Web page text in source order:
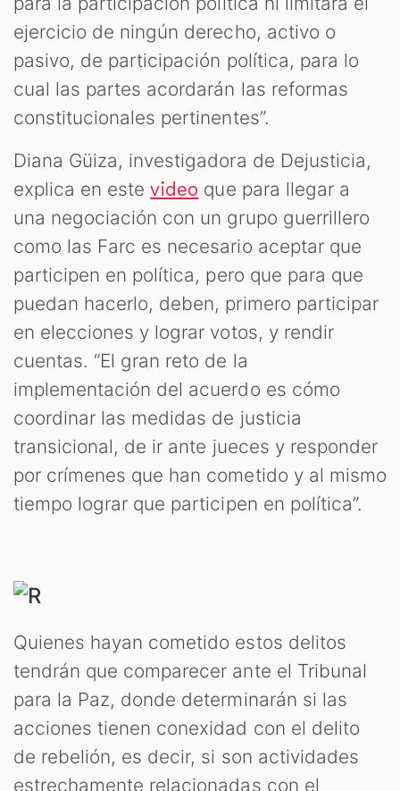
ejercicio de ningún derecho, activo o
pasivo, de participación política, para lo
cual las partes acordarán las reformas
constitucionales pertinentes”.
Diana Güiza, investigadora de Dejusticia,
explica en estevideo que para llegar a
una negociación con un grupo guerrillero
como las Farc es necesario aceptar que
participen en política, pero que para que
puedan hacerlo, deben, primero participar
en elecciones y lograr votos, y rendir
cuentas. “El gran reto de la
implementación del acuerdo es cómo
coordinar las medidas de justicia
transicional, de ir ante jueces y responder
por crímenes que han cometido y al mismo
tiempo lograr que participen en política”.
Quienes hayan cometido estos delitos
tendrán que comparecer ante el Tribunal
para la Paz, donde determinarán si las
acciones tienen conexidad con el delito
de rebelión, es decir, si son actividades
estrechamente relacionadas con el